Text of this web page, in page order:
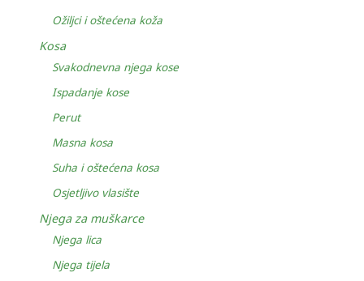
Ožiljci i oštećena koža
Kosa
Svakodnevna njega kose
Ispadanje kose
Perut
Masna kosa
Suha i oštećena kosa
Osjetljivo vlasište
Njega za muškarce
Njega lica
Njega tijela